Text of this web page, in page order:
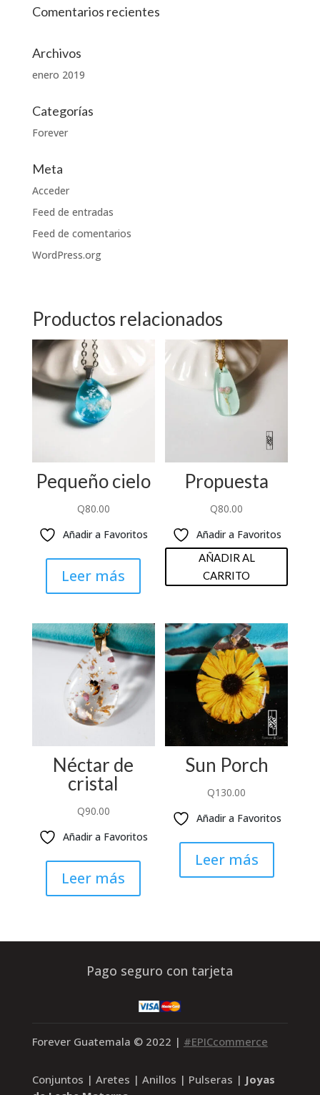
Comentarios recientes
Archivos
enero 2019
Categorías
Forever
Meta
Acceder
Feed de entradas
Feed de comentarios
WordPress.org
Productos relacionados
Pequeño cielo
Q80.00
Añadir a Favoritos
Leer más
Propuesta
Q80.00
Añadir a Favoritos
AÑADIR AL
CARRITO
Néctar de
cristal
Q90.00
Añadir a Favoritos
Leer más
Sun Porch
Q130.00
Añadir a Favoritos
Leer más
Pago seguro con tarjeta
Forever Guatemala © 2022 | #EPICcommerce
Conjuntos | Aretes | Anillos | Pulseras | Joyas